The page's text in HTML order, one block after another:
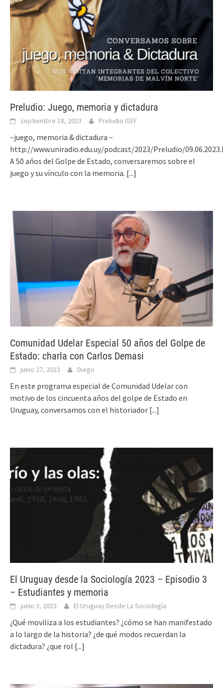
Preludio: Juego, memoria y dictadura
septiembre 18, 2023 Preludio ISEF
~juego, memoria & dictadura ~
http://www.uniradio.edu.uy/podcast/2023/Preludio/
A 50 años del Golpe de Estado, conversaremos sobre el
juego y su vínculo con la memoria. [...]
Comunidad Udelar Especial 50 años del Golpe de
Estado: charla con Carlos Demasi
junio 27, 2023 Diego
En este programa especial de Comunidad Udelar con
motivo de los cincuenta años del golpe de Estado en
Uruguay, conversamos con el historiador [...]
El Uruguay desde la Sociología 2023 – Episodio 3
– Estudiantes y memoria
junio 3, 2023 El Uruguay Desde La Sociología
¿Qué moviliza a los estudiantes? ¿cómo se han manifestado
a lo largo de la historia? ¿de qué modos recuerdan la
dictadura? ¿que rol [...]